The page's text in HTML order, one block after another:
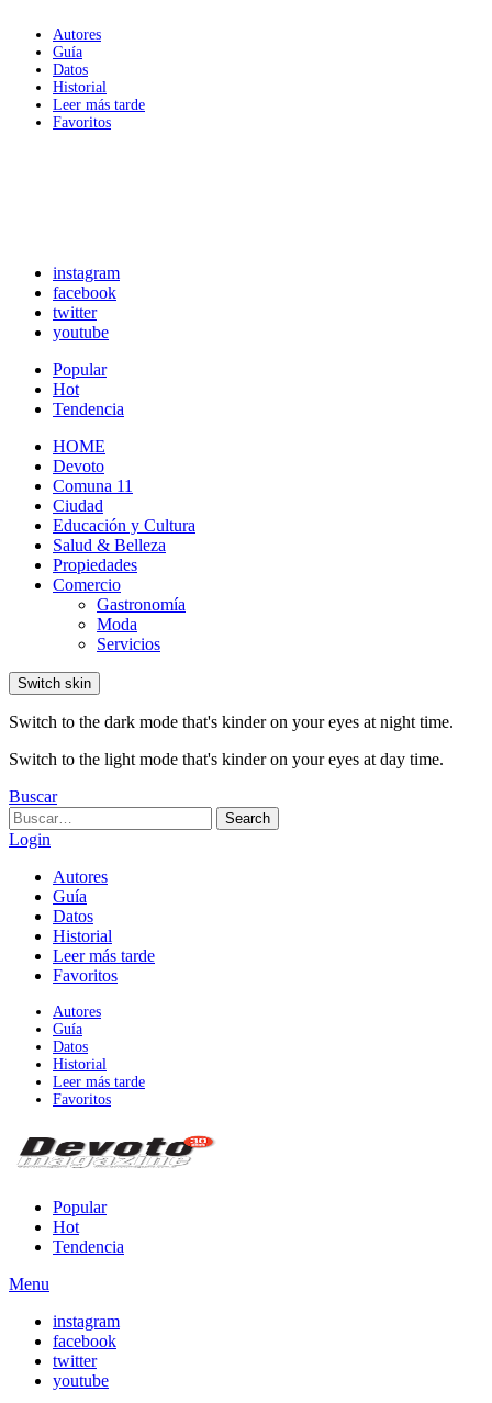
Autores
Guía
Datos
Historial
Leer más tarde
Favoritos
instagram
facebook
twitter
youtube
Popular
Hot
Tendencia
HOME
Devoto
Comuna 11
Ciudad
Educación y Cultura
Salud & Belleza
Propiedades
Comercio
Gastronomía
Moda
Servicios
Switch skin
Switch to the dark mode that's kinder on your eyes at night time.
Switch to the light mode that's kinder on your eyes at day time.
Buscar
Search
for:
Search
Login
Autores
Guía
Datos
Historial
Leer más tarde
Favoritos
Autores
Guía
Datos
Historial
Leer más tarde
Favoritos
Popular
Hot
Tendencia
Menu
instagram
facebook
twitter
youtube